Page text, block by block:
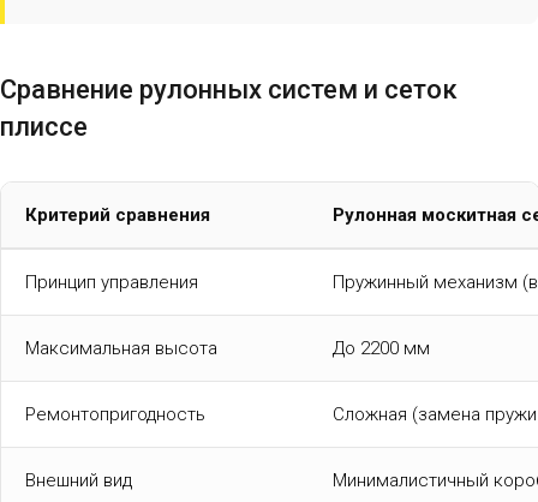
Сравнение рулонных систем и сеток
плиссе
Критерий сравнения Рулонная москитная
Принцип управления Пружинный механизм
Максимальная высота До 2200 мм
Ремонтопригодность Сложная (замена
Внешний вид Минималистичный